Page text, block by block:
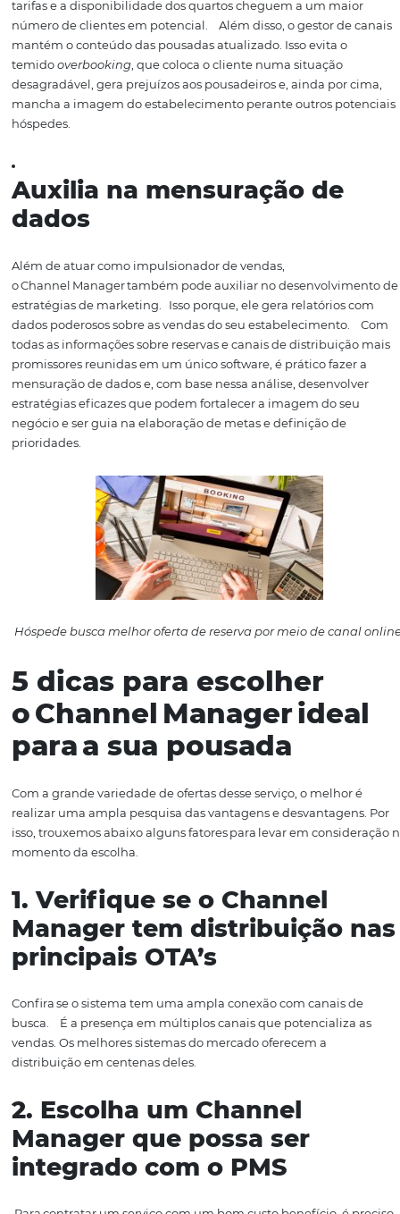
Otimiza o processo de
reserva
O processo da realização de reservas se torna simples
pousadeiro.
Potencializa a conexão
cliente e pousada
Com a ferramenta, as informações sobre a pousada são
em múltiplos canais.
tarifas e a disponibilidade dos quartos cheguem a um
número de clientes em potencial.
Além disso, o gestor
mantém o conteúdo das pousadas atualizado. Isso evita
temidooverbooking, que coloca o cliente numa
desagradável, gera prejuízos aos pousadeiros e, ainda
mancha a imagem do estabelecimento perante outros
Auxilia na mensuração
dados
o Channel Manager também pode auxiliar no
estratégias de marketing. Isso porque, ele gera
dados poderosos sobre as vendas do seu
todas as informações sobre reservas e canais de
mensuração de dados e, com base nessa análise,
estratégias eficazes que podem fortalecer a imagem do
negócio e ser guia na elaboração de metas e definição
5 dicas para escolher
Channel